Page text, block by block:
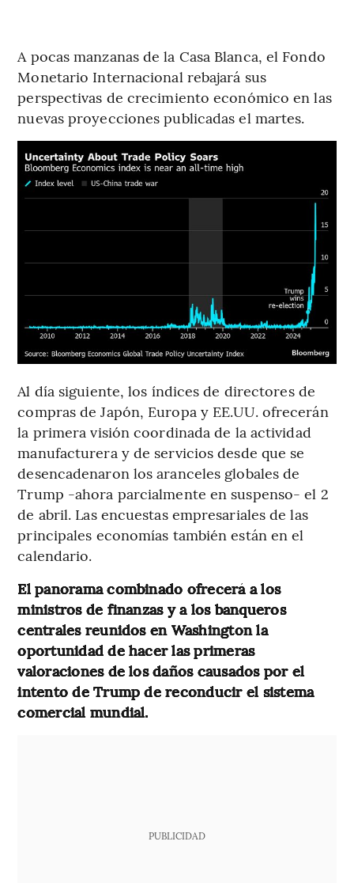
A pocas manzanas de la Casa Blanca, el Fondo
Monetario Internacional rebajará sus
perspectivas de crecimiento económico en las
nuevas proyecciones publicadas el martes.
Al día siguiente, los índices de directores de
compras de Japón, Europa y EE.UU. ofrecerán
la primera visión coordinada de la actividad
manufacturera y de servicios desde que se
desencadenaron los aranceles globales de
Trump -ahora parcialmente en suspenso- el 2
de abril. Las encuestas empresariales de las
principales economías también están en el
calendario.
El panorama combinado ofrecerá a los
ministros de finanzas y a los banqueros
centrales reunidos en Washington la
oportunidad de hacer las primeras
valoraciones de los daños causados por el
intento de Trump de reconducir el sistema
comercial mundial.
PUBLICIDAD